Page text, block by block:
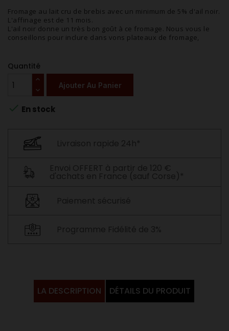
Fromage au lait cru de brebis avec un minimum de 5% d'ail noir.
L'affinage est de 11 mois.
L'ail noir donne un très bon goût à ce fromage. Nous vous le
conseillons pour inclure dans vons plateaux de fromage,
Quantité
Ajouter Au Panier
 En stock
LA DESCRIPTION DÉTAILS DU PRODUIT